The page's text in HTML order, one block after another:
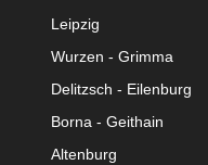
Leipzig
Wurzen - Grimma
Delitzsch - Eilenburg
Borna - Geithain
Altenburg